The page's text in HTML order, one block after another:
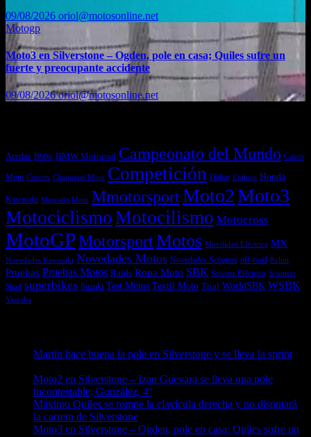
09/08/2026 oriol@motosonline.net
Motogp
Moto3 en Silverstone – Ogden, pole en casa; Quiles sufre un
fuerte y preocupante accidente
09/08/2026oriol@motosonline.net
Acerbis BMW BMW Motorrad Campeonato del Mundo Casco
Moto Cascos Chaquetas Moto Competición Dakar Enduro Honda
Kawasaki Mercado Moto MmotorsportMoto2Moto3
MotociclismoMotocilismo Motocross
MotoGPMotorsportMotos Movilidad Eléctrica MX
Novedades Kawasaki Novedades Motos Novedades Scooters off-road Polini
Pruebas Pruebas Motos Raids Ropa Moto SBK Scooter Eléctrico Scooters
Shad superbikes Suzuki Test Motos Textil Moto Trial WorldSBK WSBK
Yamaha
Martín hace buena la pole en Silverstone y se lleva la sprint
Moto2 en Silverstone – Izan Guevara se lleva una pole
incontestable; González, 4º
Máximo Quiles se rompe la clavícula derecha y no disputará
la carrera de Silverstone
Moto3 en Silverstone – Ogden, pole en casa; Quiles sufre un